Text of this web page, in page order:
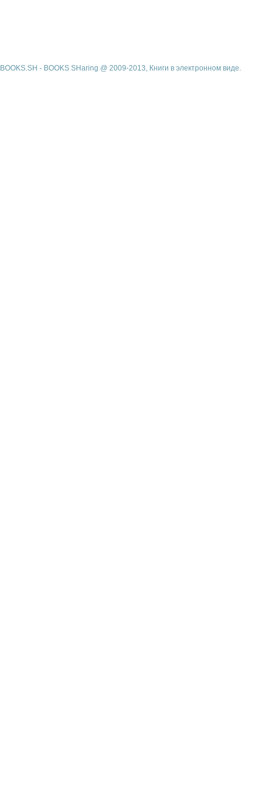
BOOKS.SH - BOOKS SHaring @ 2009-2013, Книги в электронном виде.